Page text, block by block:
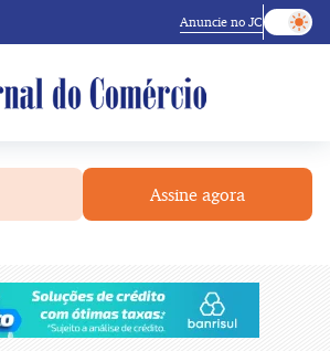
Anuncie no JC
Assine agora